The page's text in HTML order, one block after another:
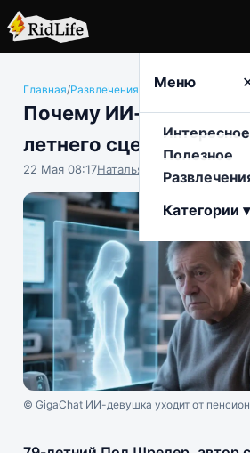
Меню
Интересное
Полезное
Категории ▾
Главная/Развлечения Общество
Почему ИИ-девушка
летнего сценариста
22 Мая 08:17Наталья Герасимова
© GigaChat ИИ-девушка уходит от